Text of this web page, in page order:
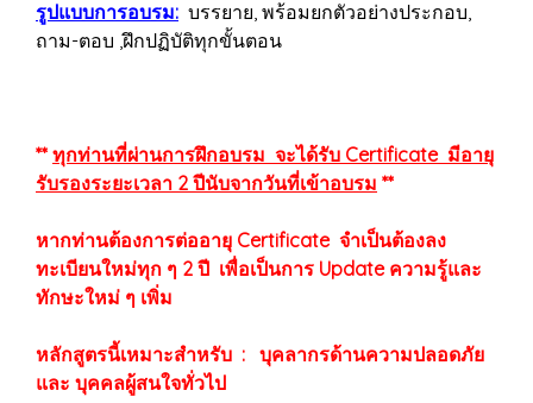
รูปแบบการอบรม: บรรยาย, พร้อมยกตัวอย่างประกอบ,
ถาม-ตอบ ,ฝึกปฏิบัติทุกขั้นตอน
** ทุกท่านที่ผ่านการฝึกอบรม จะได้รับ Certificate มีอายุ
รับรองระยะเวลา 2 ปีนับจากวันที่เข้าอบรม **
หากท่านต้องการต่ออายุ Certificate จำเป็นต้องลง
ทะเบียนใหม่ทุก ๆ 2 ปี เพื่อเป็นการ Update ความรู้และ
ทักษะใหม่ ๆ เพิ่ม
หลักสูตรนี้เหมาะสำหรับ : บุคลากรด้านความปลอดภัย
และ บุคคลผู้สนใจทั่วไป